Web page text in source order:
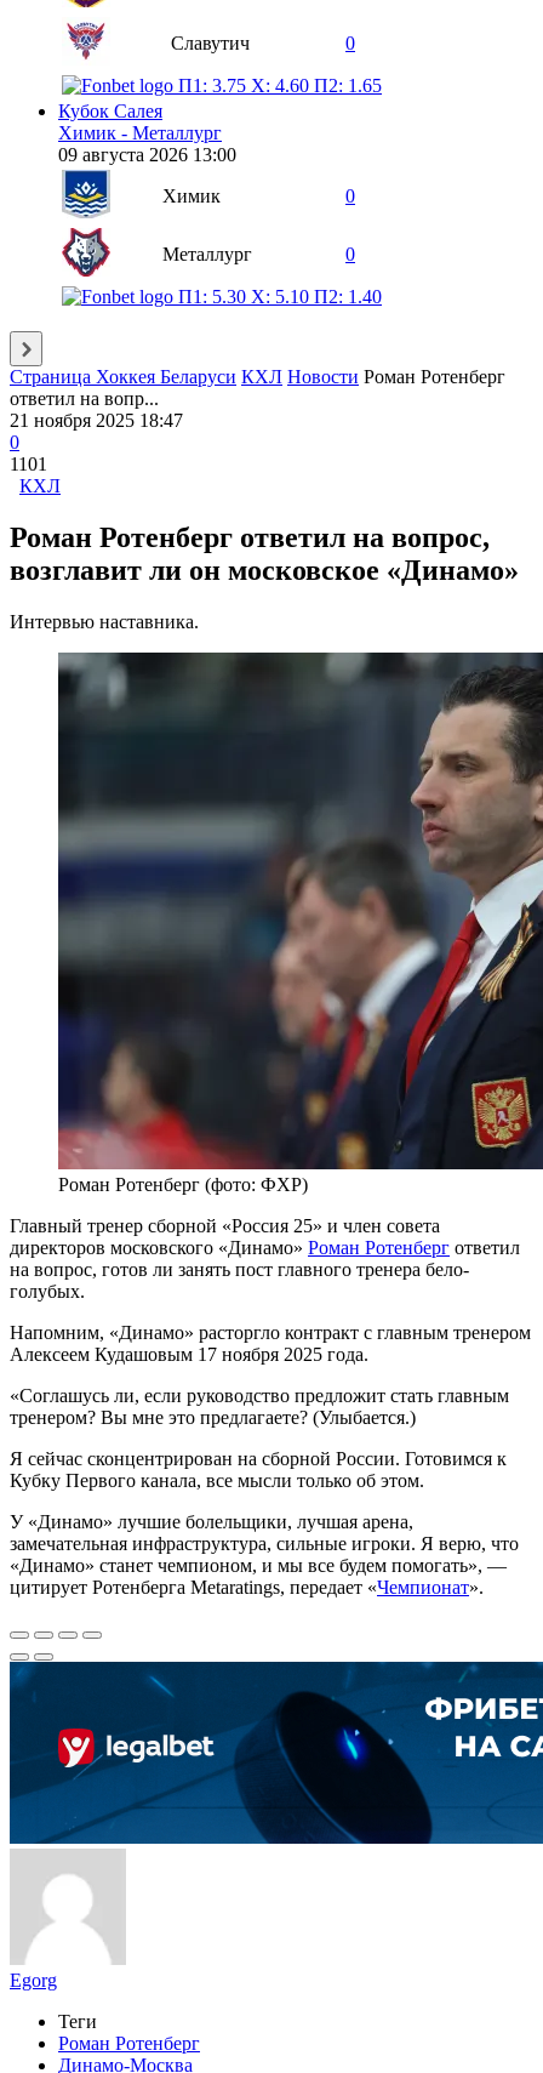
Славутич 0
П1: 3.75 X: 4.60 П2: 1.65
Кубок Салея
Химик - Металлург
09 августа 2026 13:00
Химик
0
Металлург 0
П1: 5.30 X: 5.10 П2: 1.40
Страница Хоккея Беларуси КХЛ Новости Роман Ротенберг
ответил на вопр...
21 ноября 2025 18:47
0
1101
КХЛ
Роман Ротенберг ответил на вопрос,
возглавит ли он московское «Динамо»
Интервью наставника.
Роман Ротенберг (фото: ФХР)
Главный тренер сборной «Россия 25» и член совета
директоров московского «Динамо» Роман Ротенберг ответил
на вопрос, готов ли занять пост главного тренера бело-
голубых.
Напомним, «Динамо» расторгло контракт с главным тренером
Алексеем Кудашовым 17 ноября 2025 года.
«Соглашусь ли, если руководство предложит стать главным
тренером? Вы мне это предлагаете? (Улыбается.)
Я сейчас сконцентрирован на сборной России. Готовимся к
Кубку Первого канала, все мысли только об этом.
У «Динамо» лучшие болельщики, лучшая арена,
замечательная инфраструктура, сильные игроки. Я верю, что
«Динамо» станет чемпионом, и мы все будем помогать», —
цитирует Ротенберга Metaratings, передает «Чемпионат».
Egorg
Теги
Роман Ротенберг
Динамо-Москва